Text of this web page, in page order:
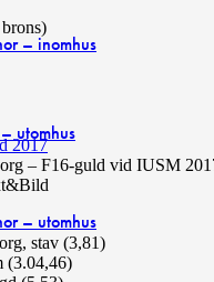
– inomhus
utomhus
– utomhus
– F16-guld vid IUSM
stav (3,81)
(3.04,46)